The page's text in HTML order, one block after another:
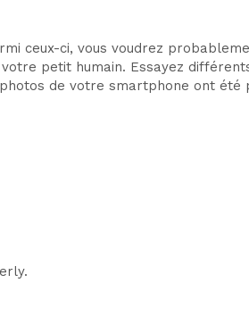
ceux-ci, vous voudrez
petit humain. Essayez
de votre smartphone ont été